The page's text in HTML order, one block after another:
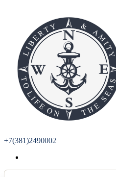
+7(381)2490002